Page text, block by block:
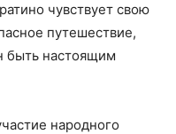
чувствует свою
путешествие,
быть настоящим
народного